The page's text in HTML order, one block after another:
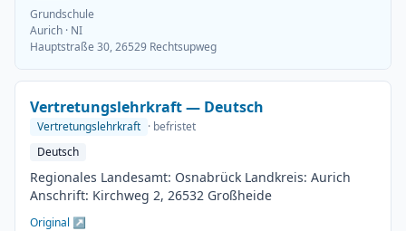
Grundschule
Aurich · NI
Hauptstraße 30, 26529 Rechtsupweg
Vertretungslehrkraft — Deutsch
Vertretungslehrkraft · befristet
Deutsch
Regionales Landesamt: Osnabrück Landkreis: Aurich
Anschrift: Kirchweg 2, 26532 Großheide
Original ↗